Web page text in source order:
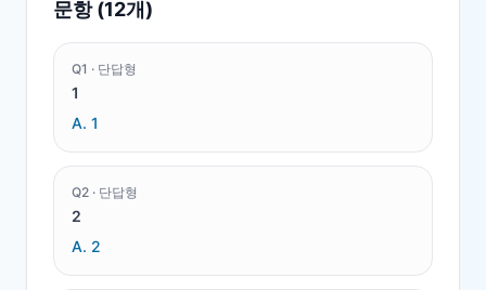
문항 (12개)
Q1 · 단답형
1
A. 1
Q2 · 단답형
2
A. 2